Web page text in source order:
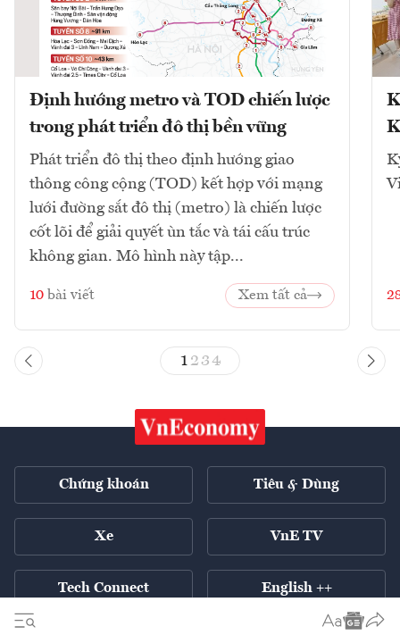
Định hướng metro và TOD chiến lược
trong phát triển đô thị bền vững
Phát triển đô thị theo định hướng giao
thông công cộng (TOD) kết hợp với mạng
lưới đường sắt đô thị (metro) là chiến lược
cốt lõi để giải quyết ùn tắc và tái cấu trúc
không gian. Mô hình này tập...
10 bài viết Xem tất cả
1 23 4
Chứng khoán Tiêu & Dùng
Xe VnE TV
Tech Connect English ++